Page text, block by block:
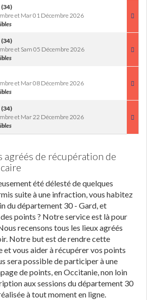
et Mar 01 Décembre 2026
et Sam 05 Décembre 2026
et Mar 08 Décembre 2026
et Mar 22 Décembre 2026
agréés de récupération de
été délesté de quelques
suite à une infraction, vous habitez
du département 30 - Gard, et
points ? Notre service est là pour
recensons tous les lieux agréés
Notre but est de rendre cette
vous aider à récupérer vos points
sera possible de participer à une
de points, en Occitanie, non loin
aux sessions du département 30
à tout moment en ligne.